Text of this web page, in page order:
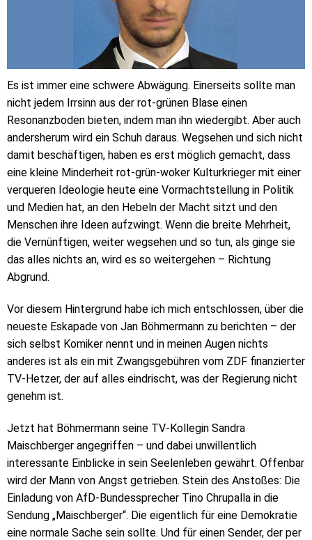
Es ist immer eine schwere Abwägung. Einerseits sollte man
nicht jedem Irrsinn aus der rot-grünen Blase einen
Resonanzboden bieten, indem man ihn wiedergibt. Aber auch
andersherum wird ein Schuh daraus. Wegsehen und sich nicht
damit beschäftigen, haben es erst möglich gemacht, dass
eine kleine Minderheit rot-grün-woker Kulturkrieger mit einer
verqueren Ideologie heute eine Vormachtstellung in Politik
und Medien hat, an den Hebeln der Macht sitzt und den
Menschen ihre Ideen aufzwingt. Wenn die breite Mehrheit,
die Vernünftigen, weiter wegsehen und so tun, als ginge sie
das alles nichts an, wird es so weitergehen – Richtung
Abgrund.
Vor diesem Hintergrund habe ich mich entschlossen, über die
neueste Eskapade von Jan Böhmermann zu berichten – der
sich selbst Komiker nennt und in meinen Augen nichts
anderes ist als ein mit Zwangsgebühren vom ZDF finanzierter
TV-Hetzer, der auf alles eindrischt, was der Regierung nicht
genehm ist.
Jetzt hat Böhmermann seine TV-Kollegin Sandra
Maischberger angegriffen – und dabei unwillentlich
interessante Einblicke in sein Seelenleben gewährt. Offenbar
wird der Mann von Angst getrieben. Stein des Anstoßes: Die
Einladung von AfD-Bundessprecher Tino Chrupalla in die
Sendung „Maischberger“. Die eigentlich für eine Demokratie
eine normale Sache sein sollte. Und für einen Sender, der per